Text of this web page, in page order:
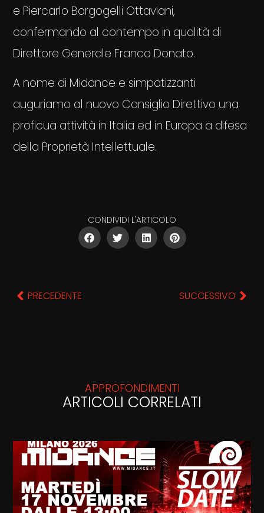
e Piercarlo Borgogelli Ottaviani,
confermando al contempo in qualità di
Direttore Generale Franco Donato.
A nome di Midance e simpatizzanti
auguriamo al nuovo Consiglio Direttivo una
proficua attività in Italia ed in Europa a difesa
della Proprietà Intellettuale.
CONDIVIDI L'ARTICOLO
PRECEDENTE SUCCESSIVO
APPROFONDIMENTI
ARTICOLI CORRELATI